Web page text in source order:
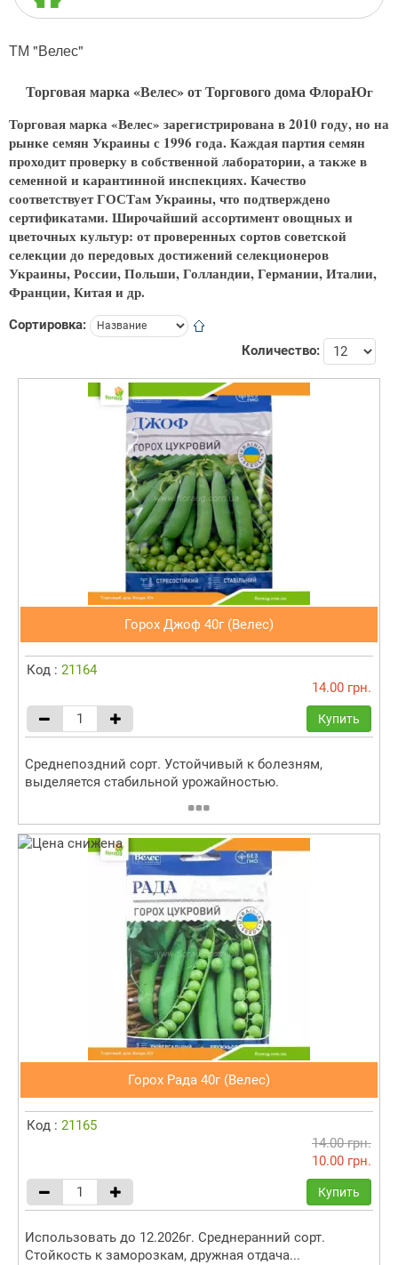
ТМ "Велес"
Торговая марка «Велес» от Торгового дома ФлораЮг
Торговая марка «Велес» зарегистрирована в 2010 году, но на
рынке семян Украины с 1996 года. Каждая партия семян
проходит проверку в собственной лаборатории, а также в
семенной и карантинной инспекциях. Качество
соответствует ГОСТам Украины, что подтверждено
сертификатами. Широчайший ассортимент овощных и
цветочных культур: от проверенных сортов советской
селекции до передовых достижений селекционеров
Украины, России, Польши, Голландии, Германии, Италии,
Франции, Китая и др.
Сортировка:
Количество:
Горох Джоф 40г (Велес)
Код : 21164
14.00 грн.
Купить
Среднепоздний сорт. Устойчивый к болезням,
выделяется стабильной урожайностью.
Горох Рада 40г (Велес)
Код : 21165
14.00 грн.
10.00 грн.
Купить
Использовать до 12.2026г. Среднеранний сорт.
Стойкость к заморозкам, дружная отдача...